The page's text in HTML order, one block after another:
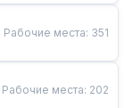
Рабочие места: 351
Рабочие места: 202